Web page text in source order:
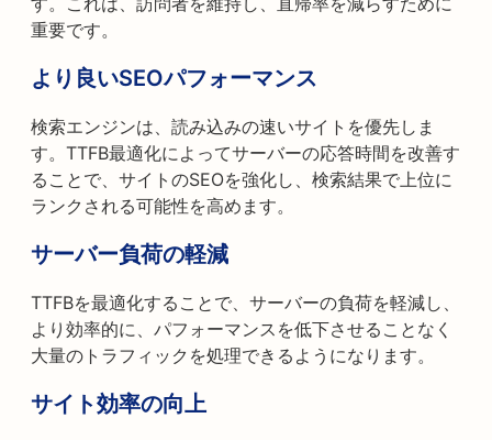
重要です。
より良いSEOパフォーマンス
検索エンジンは、読み込みの速いサイトを優先しま
す。TTFB最適化によってサーバーの応答時間を改善す
ることで、サイトのSEOを強化し、検索結果で上位に
ランクされる可能性を高めます。
サーバー負荷の軽減
TTFBを最適化することで、サーバーの負荷を軽減し、
より効率的に、パフォーマンスを低下させることなく
大量のトラフィックを処理できるようになります。
サイト効率の向上